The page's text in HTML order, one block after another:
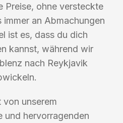
Preise, ohne versteckte
immer an Abmachungen
ist es, dass du dich
kannst, während wir
nach Reykjavik
unserem
und hervorragenden